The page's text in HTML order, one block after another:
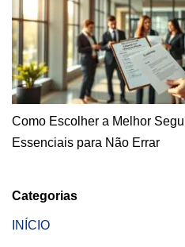
Como Escolher a Melhor
Essenciais para Não Errar
Categorias
INÍCIO